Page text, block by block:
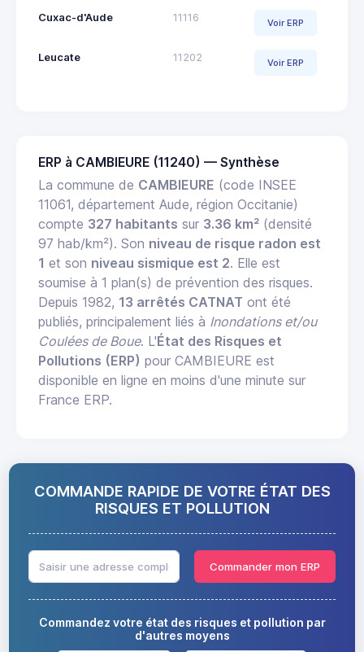
Cuxac-d'Aude 11116 Voir ERP
Leucate 11202 Voir ERP
ERP à CAMBIEURE (11240) — Synthèse
La commune de CAMBIEURE (code INSEE
11061, département Aude, région Occitanie)
compte 327 habitants sur 3.36 km² (densité
97 hab/km²). Son niveau de risque radon est
1 et son niveau sismique est 2. Elle est
soumise à 1 plan(s) de prévention des risques.
Depuis 1982, 13 arrêtés CATNAT ont été
publiés, principalement liés à Inondations et/ou
Coulées de Boue. L'État des Risques et
Pollutions (ERP) pour CAMBIEURE est
disponible en ligne en moins d'une minute sur
France ERP.
COMMANDE RAPIDE DE VOTRE ÉTAT DES
RISQUES ET POLLUTION
Commander mon ERP
Commandez votre état des risques et pollution par
d'autres moyens